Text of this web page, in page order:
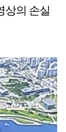
상의 손실